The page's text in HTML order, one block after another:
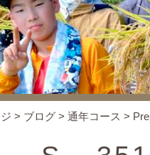
> ブログ > 通年コース >